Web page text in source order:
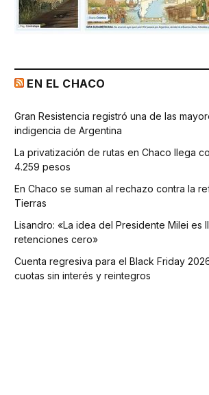
EN EL CHACO
Gran Resistencia registró una de las
indigencia de Argentina
La privatización de rutas en Chaco llega
4.259 pesos
En Chaco se suman al rechazo contra la
Tierras
Lisandro: «La idea del Presidente Milei es
retenciones cero»
Cuenta regresiva para el Black Friday
cuotas sin interés y reintegros